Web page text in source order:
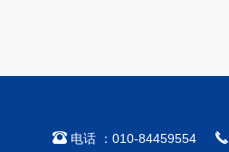
电话 ：010-84459554 